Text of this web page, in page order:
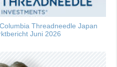
Threadneedle Japan
Juni 2026